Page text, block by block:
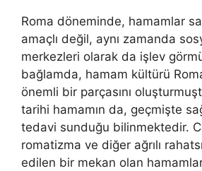
Roma döneminde, hamamlar
amaçlı değil, aynı zamanda
merkezleri olarak da işlev
bağlamda, hamam kültürü
önemli bir parçasını
tarihi hamamın da, geçmişte
tedavi sunduğu bilinmektedir.
romatizma ve diğer ağrılı
edilen bir mekan olan